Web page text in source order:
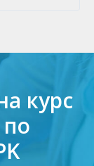
курс
по